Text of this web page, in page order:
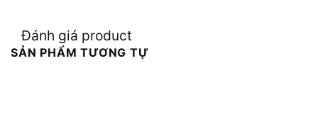
Đánh giá product
SẢN PHẨM TƯƠNG TỰ